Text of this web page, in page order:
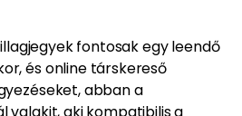
fontosak egy leendő
és online társkereső
abban a